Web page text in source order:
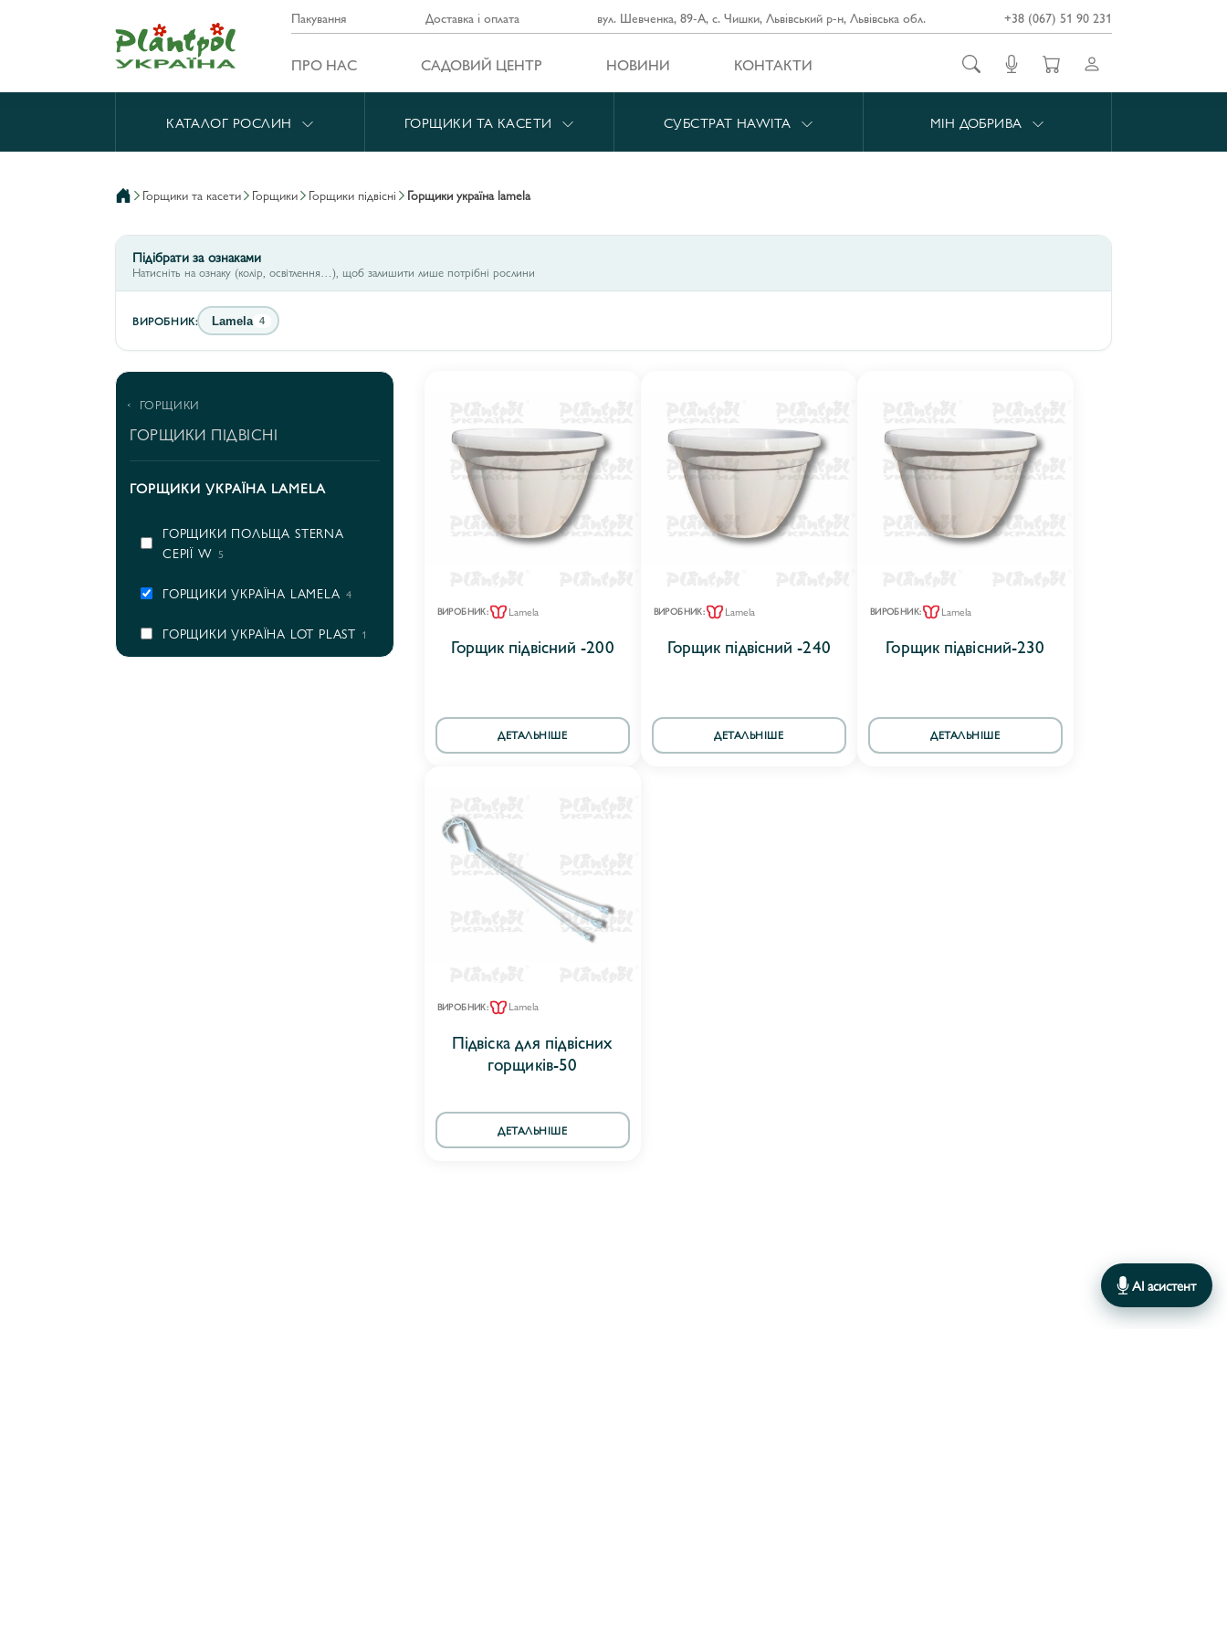
Пакування Доставка і оплата вул. Шевченка, 89-А, с. Чишки, Львівський р-н, Львівська обл. +38 (067) 51 90 231
ПРО НАС САДОВИЙ ЦЕНТР НОВИНИ КОНТАКТИ
КАТАЛОГ РОСЛИН ГОРЩИКИ ТА КАСЕТИ СУБСТРАТ HAWITA МІН ДОБРИВА
горщики та касети горщики горщики підвісні горщики україна lamela
Підібрати за ознаками
Натисніть на ознаку (колір, освітлення…), щоб залишити лише потрібні рослини
ВИРОБНИК: Lamela 4
ГОРЩИКИ
ГОРЩИКИ ПІДВІСНІ
ГОРЩИКИ УКРАЇНА LAMELA
ГОРЩИКИ ПОЛЬЩА STERNA
СЕРІЇ W 5
ГОРЩИКИ УКРАЇНА LAMELA 4
ГОРЩИКИ УКРАЇНА LOT PLAST 1
ВИРОБНИК: Lamela
Горщик підвісний -200
ДЕТАЛЬНІШЕ
ВИРОБНИК: Lamela
Горщик підвісний -240
ДЕТАЛЬНІШЕ
ВИРОБНИК: Lamela
Горщик підвісний-230
ДЕТАЛЬНІШЕ
ВИРОБНИК: Lamela
Підвіска для підвісних
горщиків-50
ДЕТАЛЬНІШЕ
AI асистент